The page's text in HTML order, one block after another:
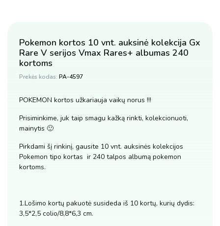
Pokemon kortos 10 vnt. auksinė kolekcija Gx
Rare V serijos Vmax Rares+ albumas 240
kortoms
Prekės kodas: PA-4597
POKEMON kortos užkariauja vaikų norus !!!
Prisiminkime, juk taip smagu kažką rinkti, kolekcionuoti,
mainytis 🙂
Pirkdami šį rinkinį, gausite 10 vnt. auksinės kolekcijos
Pokemon tipo kortas ir 240 talpos albumą pokemon
kortoms.
1.Lošimo kortų pakuotė susideda iš 10 kortų, kurių dydis:
3,5*2,5 colio/8,8*6,3 cm.